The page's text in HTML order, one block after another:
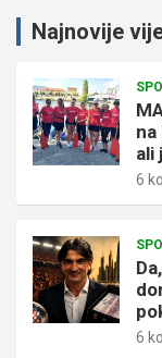
Najnovije
ali
6
6